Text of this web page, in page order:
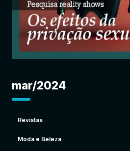
mar/2024
Revistas
Moda e Beleza